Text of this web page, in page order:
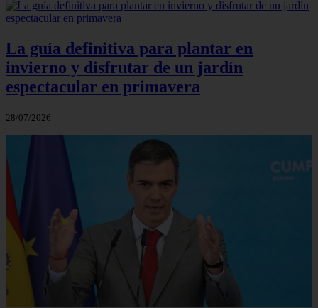
La guía definitiva para plantar en
invierno y disfrutar de un jardín
espectacular en primavera
28/07/2026